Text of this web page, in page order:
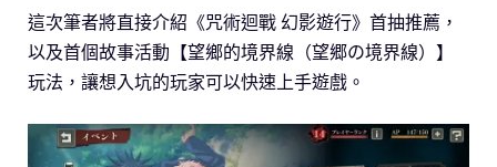
這次筆者將直接介紹《咒術迴戰 幻影遊行》首抽推薦，
以及首個故事活動【望鄉的境界線（望郷の境界線）】
玩法，讓想入坑的玩家可以快速上手遊戲。